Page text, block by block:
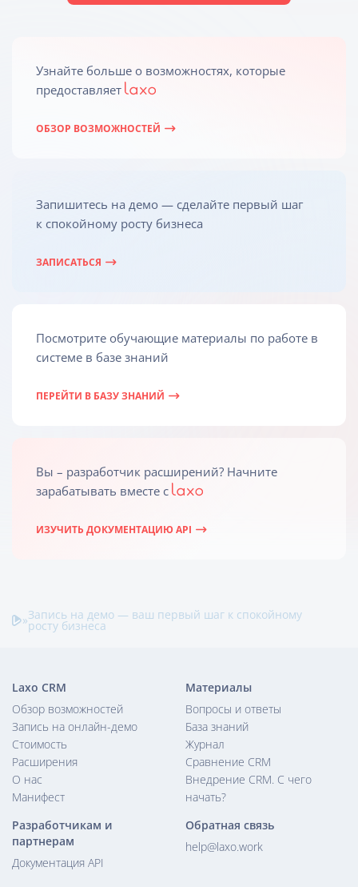
Узнайте больше о возможностях, которые
предоставляет
ОБЗОР ВОЗМОЖНОСТЕЙ
Запишитесь на демо — сделайте первый шаг
к спокойному росту бизнеса
ЗАПИСАТЬСЯ
Посмотрите обучающие материалы по работе в
системе в базе знаний
ПЕРЕЙТИ В БАЗУ ЗНАНИЙ
Вы – разработчик расширений? Начните
зарабатывать вместе c
ИЗУЧИТЬ ДОКУМЕНТАЦИЮ API
»Запись на демо — ваш первый шаг к спокойному
росту бизнеса
Laxo CRM
Обзор возможностей
Запись на онлайн-демо
Стоимость
Расширения
О нас
Манифест
Материалы
Вопросы и ответы
База знаний
Журнал
Сравнение CRM
Внедрение CRM. С чего
начать?
Разработчикам и
партнерам
Документация API
Обратная связь
help@laxo.work